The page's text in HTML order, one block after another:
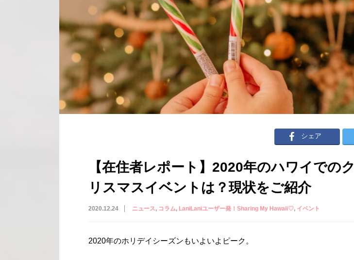
シェア
【在住者レポート】2020年のハワイでのク
リスマスイベントは？現状をご紹介
2020.12.24 ニュース コラム LaniLaniユーザー発！Sharing My Hawaii♡ イベント
2020年のホリデイシーズンもいよいよピーク。